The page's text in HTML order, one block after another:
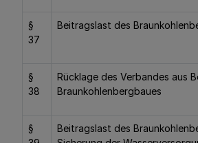
§
37
Beitragslast des
§
38
Rücklage des Verbandes aus
Braunkohlenbergbaues
§
Beitragslast des